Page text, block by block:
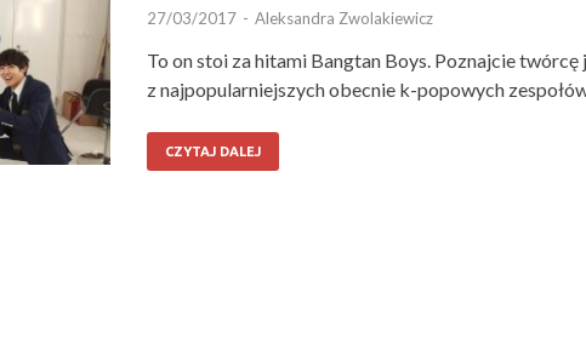
27/03/2017 - Aleksandra Zwolakiewicz
To on stoi za hitami Bangtan Boys. Poznajcie twórcę
z najpopularniejszych obecnie k-popowych
CZYTAJ DALEJ